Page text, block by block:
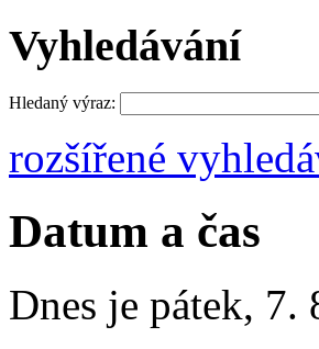
Vyhledávání
Hledaný výraz:
rozšířené
Datum a čas
Dnes je pátek, 7.